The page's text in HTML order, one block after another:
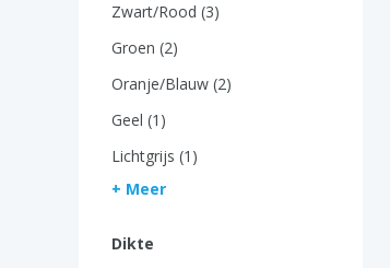
Zwart/Rood (3)
Groen (2)
Oranje/Blauw (2)
Geel (1)
Lichtgrijs (1)
+ Meer
Dikte